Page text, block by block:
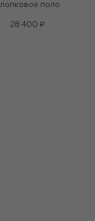
поло
28 400 ₽